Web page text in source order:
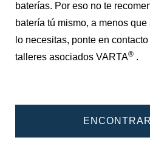
baterías. Por eso no te
batería tú mismo, a menos
lo necesitas, ponte en
talleres asociados VARTA® .